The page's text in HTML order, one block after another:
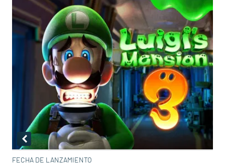
FECHA DE LANZAMIENTO